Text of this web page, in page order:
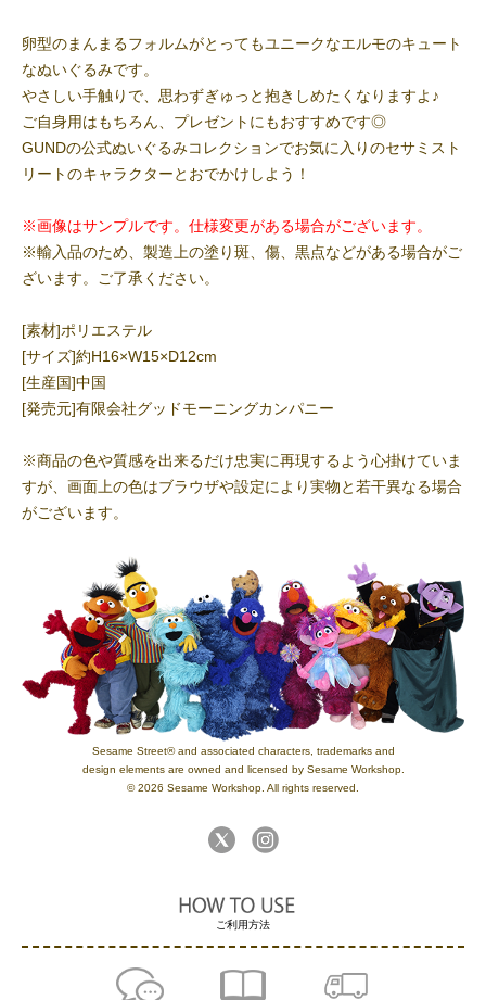
卵型のまんまるフォルムがとってもユニークなエルモのキュート
なぬいぐるみです。
やさしい手触りで、思わずぎゅっと抱きしめたくなりますよ♪
ご自身用はもちろん、プレゼントにもおすすめです◎
GUNDの公式ぬいぐるみコレクションでお気に入りのセサミスト
リートのキャラクターとおでかけしよう！
※画像はサンプルです。仕様変更がある場合がございます。
※輸入品のため、製造上の塗り斑、傷、黒点などがある場合がご
ざいます。ご了承ください。
[素材]ポリエステル
[サイズ]約H16×W15×D12cm
[生産国]中国
[発売元]有限会社グッドモーニングカンパニー
※商品の色や質感を出来るだけ忠実に再現するよう心掛けていま
すが、画面上の色はブラウザや設定により実物と若干異なる場合
がございます。
Sesame Street® and associated characters, trademarks and
design elements are owned and licensed by Sesame Workshop.
© 2026 Sesame Workshop. All rights reserved.
ご利用方法